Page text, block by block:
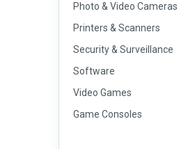
Photo & Video Cameras
Printers & Scanners
Security & Surveillance
Software
Video Games
Game Consoles